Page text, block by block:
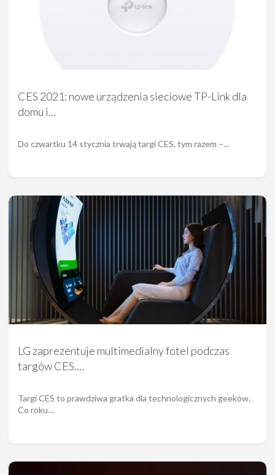
CES 2021: nowe urządzenia sieciowe TP-Link dla
domu i…
Do czwartku 14 stycznia trwają targi CES, tym razem –…
LG zaprezentuje multimedialny fotel podczas
targów CES.…
Targi CES to prawdziwa gratka dla technologicznych geeków.
Co roku…